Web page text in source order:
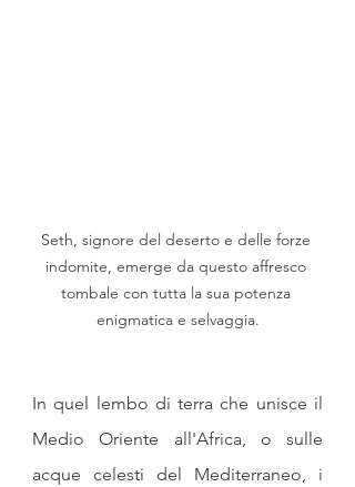
Seth, signore del deserto e delle forze
indomite, emerge da questo affresco
tombale con tutta la sua potenza
enigmatica e selvaggia.
In quel lembo di terra che unisce il
Medio Oriente all'Africa, o sulle
acque celesti del Mediterraneo, i